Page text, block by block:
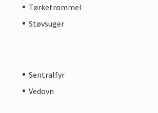
Tørketrommel
Støvsuger
Sentralfyr
Vedovn